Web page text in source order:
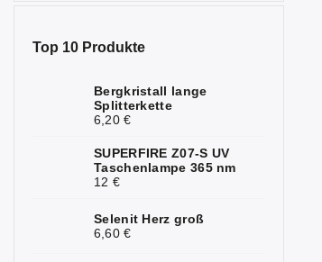
0
Bergkristall
0
Top 10 Produkte
Bergkristall lange
Splitterkette
6,20 €
SUPERFIRE Z07-S UV
Taschenlampe 365 nm
12 €
Selenit Herz groß
6,60 €